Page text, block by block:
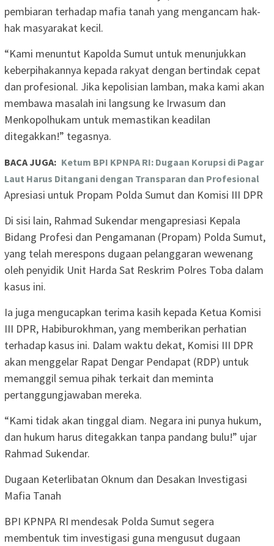
pembiaran terhadap mafia tanah yang mengancam hak-
hak masyarakat kecil.
“Kami menuntut Kapolda Sumut untuk menunjukkan
keberpihakannya kepada rakyat dengan bertindak cepat
dan profesional. Jika kepolisian lamban, maka kami akan
membawa masalah ini langsung ke Irwasum dan
Menkopolhukam untuk memastikan keadilan
ditegakkan!” tegasnya.
BACA JUGA: Ketum BPI KPNPA RI: Dugaan Korupsi di Pagar
Laut Harus Ditangani dengan Transparan dan Profesional
Apresiasi untuk Propam Polda Sumut dan Komisi III DPR
Di sisi lain, Rahmad Sukendar mengapresiasi Kepala
Bidang Profesi dan Pengamanan (Propam) Polda Sumut,
yang telah merespons dugaan pelanggaran wewenang
oleh penyidik Unit Harda Sat Reskrim Polres Toba dalam
kasus ini.
Ia juga mengucapkan terima kasih kepada Ketua Komisi
III DPR, Habiburokhman, yang memberikan perhatian
terhadap kasus ini. Dalam waktu dekat, Komisi III DPR
akan menggelar Rapat Dengar Pendapat (RDP) untuk
memanggil semua pihak terkait dan meminta
pertanggungjawaban mereka.
“Kami tidak akan tinggal diam. Negara ini punya hukum,
dan hukum harus ditegakkan tanpa pandang bulu!” ujar
Rahmad Sukendar.
Dugaan Keterlibatan Oknum dan Desakan Investigasi
Mafia Tanah
BPI KPNPA RI mendesak Polda Sumut segera
membentuk tim investigasi guna mengusut dugaan